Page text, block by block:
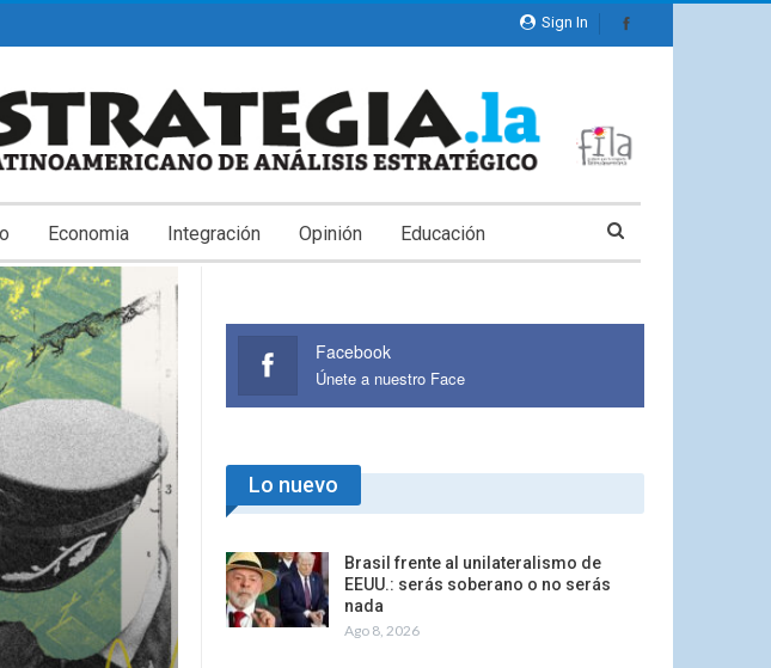
Sign In
Economia Integración Opinión Educación
Facebook
Únete a nuestro Face
Lo nuevo
Brasil frente al unilateralismo de
EEUU.: serás soberano o no serás
nada
Ago 8, 2026